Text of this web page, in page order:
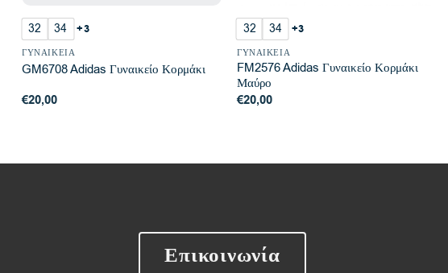
32 34 +3
ΓΥΝΑΙΚΕΊΑ
GM6708 Adidas Γυναικείο Κορμάκι
€20,00
32 34 +3
ΓΥΝΑΙΚΕΊΑ
FM2576 Adidas Γυναικείο Κορμάκι
Μαύρο
€20,00
Επικοινωνία